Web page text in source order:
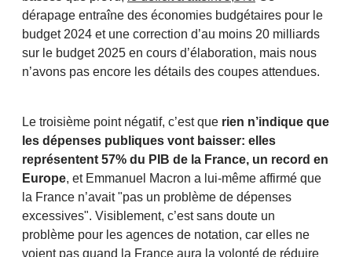
dérapage entraîne des économies budgétaires pour le
budget 2024 et une correction d’au moins 20 milliards
sur le budget 2025 en cours d’élaboration, mais nous
n’avons pas encore les détails des coupes attendues.
Le troisième point négatif, c’est que rien n’indique que
les dépenses publiques vont baisser: elles
représentent 57% du PIB de la France, un record en
Europe, et Emmanuel Macron a lui-même affirmé que
la France n’avait "pas un problème de dépenses
excessives". Visiblement, c’est sans doute un
problème pour les agences de notation, car elles ne
voient pas quand la France aura la volonté de réduire